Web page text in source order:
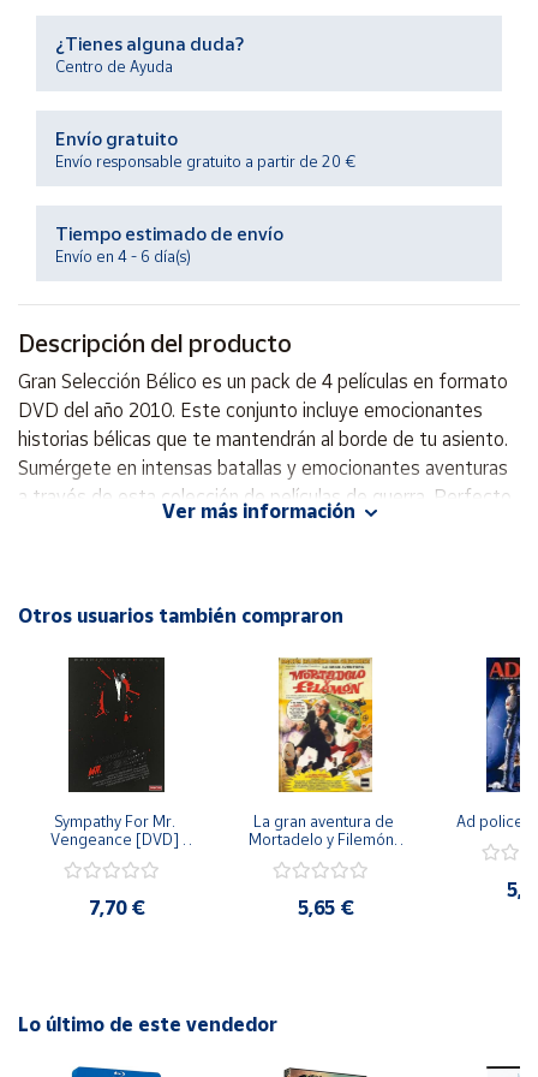
Productos
Solidarios
Ayuda
Centro
Contacto
Vendedores
Mapa de
vendedores
Hazte
vendedor
Área
Península
Baleares
¿Tienes alguna duda?
Centro de Ayuda
Envío gratuito
Envío responsable gratuito a partir de 20 €
Tiempo estimado de envío
Envío en 4 - 6 día(s)
Descripción del producto
Gran Selección Bélico es un pack de 4 películas en formato
DVD del año 2010. Este conjunto incluye emocionantes
historias bélicas que te mantendrán al borde de tu asiento.
Sumérgete en intensas batallas y emocionantes aventuras
a través de esta colección de películas de guerra. Perfecto
para los amantes del género bélico.
Ver más información
Otros usuarios también compraron
Sympathy For Mr.
Vengeance [DVD]
7,70 €
La gran aventura de
Mortadelo y Filemón/
[dvd] [2003]
5,65 €
Ad police
Lo último de este vendedor